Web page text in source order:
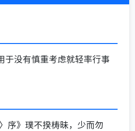
于没有慎重考虑就轻率行事
序》璞不揆梼昧，少而勿